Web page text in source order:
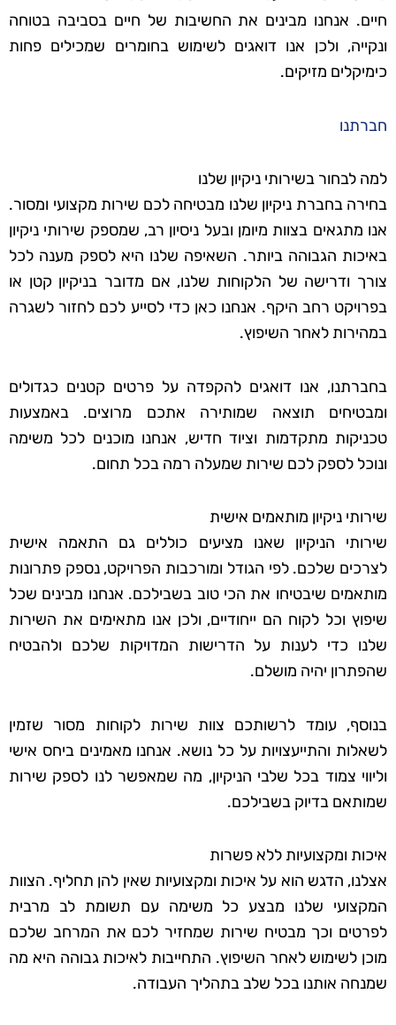
חיים. אנחנו מבינים את החשיבות של חיים בסביבה בטוחה
ונקייה, ולכן אנו דואגים לשימוש בחומרים שמכילים פחות
כימיקלים מזיקים.
חברתנו
למה לבחור בשירותי ניקיון שלנו
בחירה בחברת ניקיון שלנו מבטיחה לכם שירות מקצועי ומסור.
אנו מתגאים בצוות מיומן ובעל ניסיון רב, שמספק שירותי ניקיון
באיכות הגבוהה ביותר. השאיפה שלנו היא לספק מענה לכל
צורך ודרישה של הלקוחות שלנו, אם מדובר בניקיון קטן או
בפרויקט רחב היקף. אנחנו כאן כדי לסייע לכם לחזור לשגרה
במהירות לאחר השיפוץ.
בחברתנו, אנו דואגים להקפדה על פרטים קטנים כגדולים
ומבטיחים תוצאה שמותירה אתכם מרוצים. באמצעות
טכניקות מתקדמות וציוד חדיש, אנחנו מוכנים לכל משימה
ונוכל לספק לכם שירות שמעלה רמה בכל תחום.
שירותי ניקיון מותאמים אישית
שירותי הניקיון שאנו מציעים כוללים גם התאמה אישית
לצרכים שלכם. לפי הגודל ומורכבות הפרויקט, נספק פתרונות
מותאמים שיבטיחו את הכי טוב בשבילכם. אנחנו מבינים שכל
שיפוץ וכל לקוח הם ייחודיים, ולכן אנו מתאימים את השירות
שלנו כדי לענות על הדרישות המדויקות שלכם ולהבטיח
שהפתרון יהיה מושלם.
בנוסף, עומד לרשותכם צוות שירות לקוחות מסור שזמין
לשאלות והתייעצויות על כל נושא. אנחנו מאמינים ביחס אישי
וליווי צמוד בכל שלבי הניקיון, מה שמאפשר לנו לספק שירות
שמותאם בדיוק בשבילכם.
איכות ומקצועיות ללא פשרות
אצלנו, הדגש הוא על איכות ומקצועיות שאין להן תחליף. הצוות
המקצועי שלנו מבצע כל משימה עם תשומת לב מרבית
לפרטים וכך מבטיח שירות שמחזיר לכם את המרחב שלכם
מוכן לשימוש לאחר השיפוץ. התחייבות לאיכות גבוהה היא מה
שמנחה אותנו בכל שלב בתהליך העבודה.